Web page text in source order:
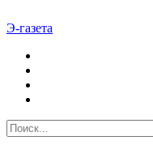
Э-газета